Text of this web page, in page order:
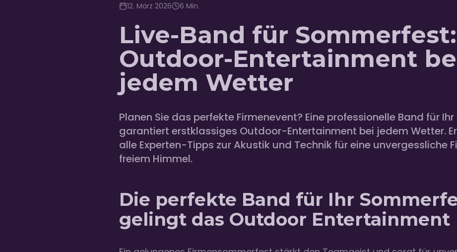
12. März 2026 6 Min.
Live-Band für Sommerfest:
Outdoor-Entertainment
jedem Wetter
Planen Sie das perfekte Firmenevent? Eine professionelle Band für
garantiert erstklassiges Outdoor-Entertainment bei jedem Wetter.
alle Experten-Tipps zur Akustik und Technik für eine unvergessliche
freiem Himmel.
Die perfekte Band für Ihr
gelingt das Outdoor Entertainment